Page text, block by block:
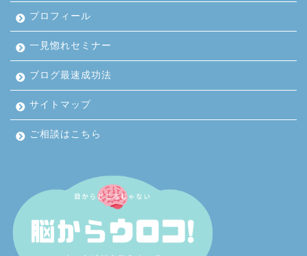
プロフィール
一見惚れセミナー
ブログ最速成功法
サイトマップ
ご相談はこちら